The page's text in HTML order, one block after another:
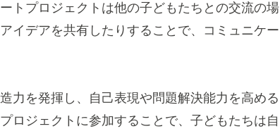
トプロジェクトは他の子どもたちとの交流の場
イデアを共有したりすることで、コミュニケー
力を発揮し、自己表現や問題解決能力を高める
ロジェクトに参加することで、子どもたちは自